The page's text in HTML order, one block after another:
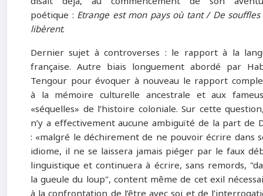
poétique : Etrange est mon pays où tant / De
libèrent.
Dernier sujet à controverses : le rapport à la
française. Autre biais longuement abordé par
Tengour pour évoquer à nouveau le rapport
à la mémoire culturelle ancestrale et aux
«séquelles» de l’histoire coloniale. Sur cette
n’y a effectivement aucune ambiguïté de la part de
: «malgré le déchirement de ne pouvoir écrire dans
idiome, il ne se laissera jamais piéger par le faux
linguistique et continuera à écrire, sans remords,
la gueule du loup", content même de cet exil